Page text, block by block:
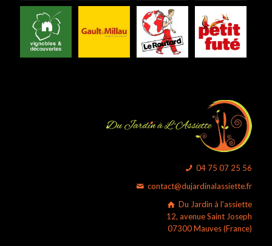
04 75 07 25 56
contact@dujardinalassiette.fr
Du Jardin à l'assiette
12, avenue Saint Joseph
07300 Mauves (France)